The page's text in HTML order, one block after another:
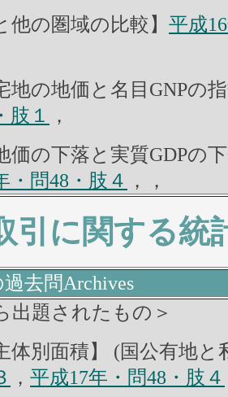
他の圏域の比較】 平成
地の地価と名目GNPの
肢１
，
価の下落と実質GDPの
・問48・肢４ ，，
引に関する統
去問Archives
出題されたもの＞
体別面積】 (国公有地
， 平成17年・問48・肢４